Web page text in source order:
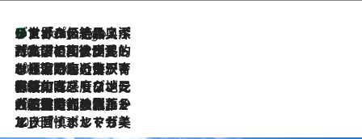
7 Hours Ago
リスボンの絶品スイーツ「パステル・デ・ナタ」とは？ポルトガル伝統の奥深い世界へ
2026.7.27
「私の祖国はポルトガル語です」国民的詩人フェルナンド・ペソアと、彼が愛した文学の街を歩く
2026.7.26
ポルトガル近海が育む極上の海の幸。キリリと冷えた白ワインと愉しむ、シーフード専門店の贅沢
2026.7.22
伝統の味をモダンに昇華。高感度な地元客が集う、リスボンの最旬ガストロノミー
2026.7.21
大航海時代の栄華から、震災、独裁、そして革命へ。ポルトガル・首都リスボンの石畳に刻まれた「歴史の光と影」
2026.7.13
エッセイ・ヤマザキマリ「慎ましくも美しき国 ポルトガル」